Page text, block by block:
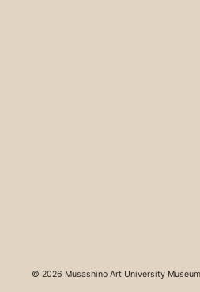
© 2026 Musashino Art University